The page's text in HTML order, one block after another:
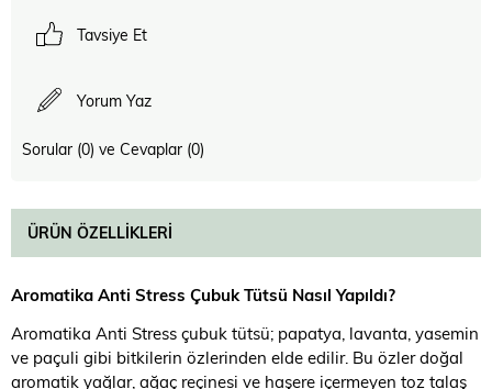
Tavsiye Et
Yorum Yaz
Sorular (0) ve Cevaplar (0)
ÜRÜN ÖZELLIKLERI
Aromatika Anti Stress Çubuk Tütsü Nasıl Yapıldı?
Aromatika Anti Stress çubuk tütsü; papatya, lavanta, yasemin
ve paçuli gibi bitkilerin özlerinden elde edilir. Bu özler doğal
aromatik yağlar, ağaç reçinesi ve haşere içermeyen toz talaş